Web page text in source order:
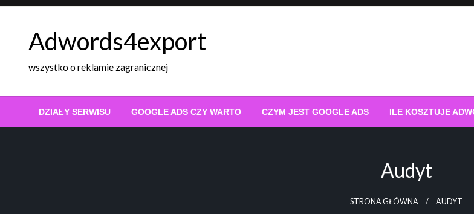
Skip
Adwords4export
wszystko o reklamie zagranicznej
DZIAŁY SERWISU GOOGLE ADS CZY WARTO CZYM JEST GOOGLE ADS ILE KOSZTUJE
Audyt
STRONA GŁÓWNA AUDYT